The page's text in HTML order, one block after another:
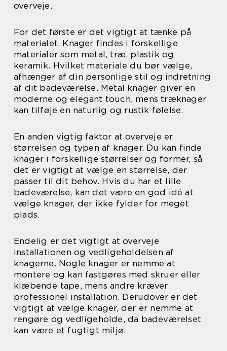
overveje.
For det første er det vigtigt at tænke på
materialet. Knager findes i forskellige
materialer som metal, træ, plastik og
keramik. Hvilket materiale du bør vælge,
afhænger af din personlige stil og indretning
af dit badeværelse. Metal knager giver en
moderne og elegant touch, mens træknager
kan tilføje en naturlig og rustik følelse.
En anden vigtig faktor at overveje er
størrelsen og typen af knager. Du kan finde
knager i forskellige størrelser og former, så
det er vigtigt at vælge en størrelse, der
passer til dit behov. Hvis du har et lille
badeværelse, kan det være en god idé at
vælge knager, der ikke fylder for meget
plads.
Endelig er det vigtigt at overveje
installationen og vedligeholdelsen af
knagerne. Nogle knager er nemme at
montere og kan fastgøres med skruer eller
klæbende tape, mens andre kræver
professionel installation. Derudover er det
vigtigt at vælge knager, der er nemme at
rengøre og vedligeholde, da badeværelset
kan være et fugtigt miljø.